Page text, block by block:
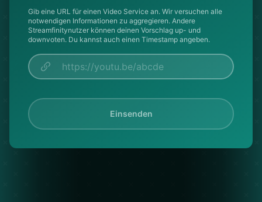
Gib eine URL für einen Video Service an. Wir versuchen alle
notwendigen Informationen zu aggregieren. Andere
Streamfinitynutzer können deinen Vorschlag up- und
downvoten. Du kannst auch einen Timestamp angeben.
Einsenden